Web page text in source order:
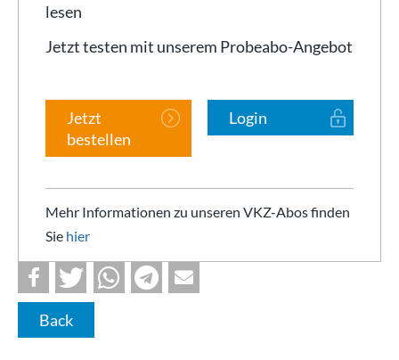
lesen
Jetzt testen mit unserem Probeabo-Angebot
Jetzt
bestellen
Login
Mehr Informationen zu unseren VKZ-Abos finden
Sie hier
Back